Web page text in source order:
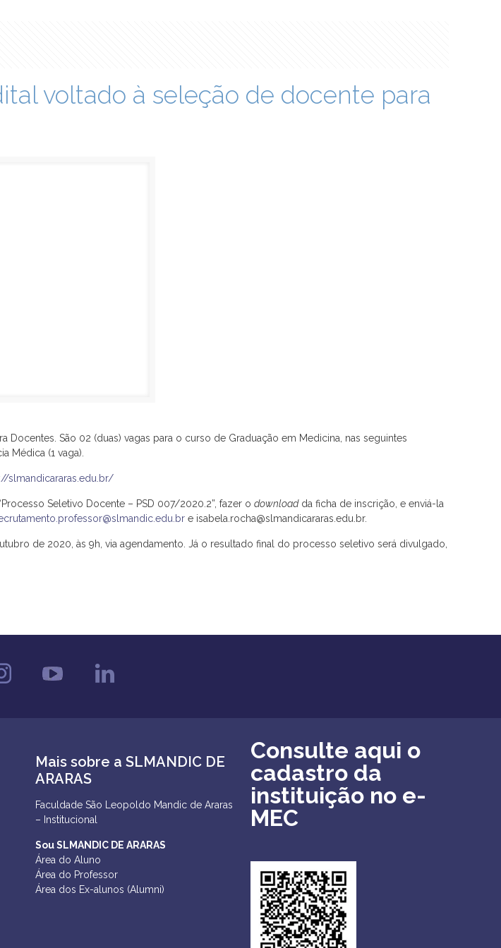
voltado à seleção de docente para
São 02 (duas) vagas para o curso de Graduação em Medicina, nas seguintes
Médica (1 vaga).
slmandicararas.edu.br/
Seletivo Docente – PSD 007/2020.2”, fazer odownloadda ficha de inscrição, e enviá-la
e isabela.rocha@slmandicararas.edu.br.
de 2020, às 9h, via agendamento. Já o resultado final do processo seletivo será divulgado,
Mais sobre a SLMANDIC DE
ARARAS
Faculdade São Leopoldo Mandic de Araras
– Institucional
Sou SLMANDIC DE ARARAS
Área do Aluno
Área do Professor
Área dos Ex-alunos (Alumni)
Consulte aqui o
cadastro da
instituição no e-
MEC